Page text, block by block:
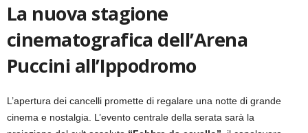
La nuova stagione
cinematografica dell’Arena
Puccini all’Ippodromo
L’apertura dei cancelli promette di regalare una notte di grande
cinema e nostalgia. L’evento centrale della serata sarà la